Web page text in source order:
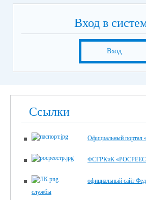
Вход в
Вход
Ссылки
Официальный
ФСГРКиК
официальный сайт
службы